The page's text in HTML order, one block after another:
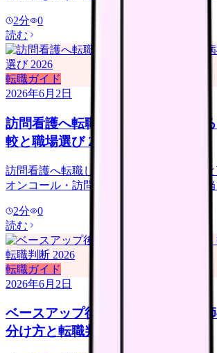
2分
0
読む
転職ガイド
2026年6月2日
訪問看護へ転職すると給料は上が
較と職場選び 2026
訪問看護へ転職して給料が上がるケースと
オンコール・訪問件数・管理者候補・手当
2分
0
読む
転職ガイド
2026年6月2日
ベースアップ後も給料が低い看護
分け方と転職判断 2026